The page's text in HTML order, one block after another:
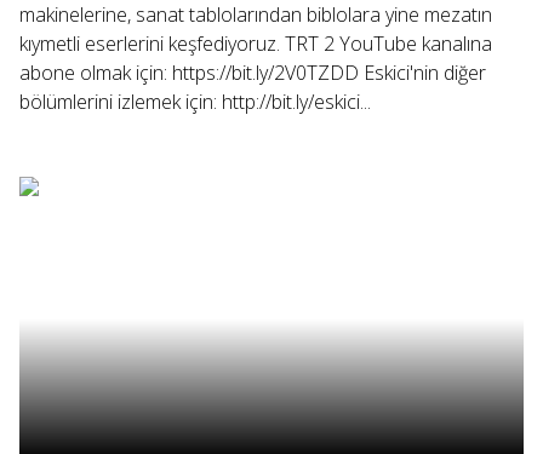
makinelerine, sanat tablolarından biblolara yine mezatın
kıymetli eserlerini keşfediyoruz. TRT 2 YouTube kanalına
abone olmak için: https://bit.ly/2V0TZDD Eskici'nin diğer
bölümlerini izlemek için: http://bit.ly/eskici...